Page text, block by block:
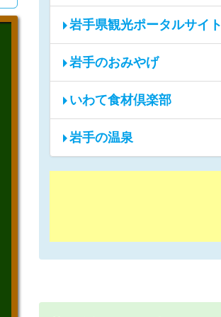
岩手県観光ポータルサイト
岩手のおみやげ
いわて食材倶楽部
岩手の温泉